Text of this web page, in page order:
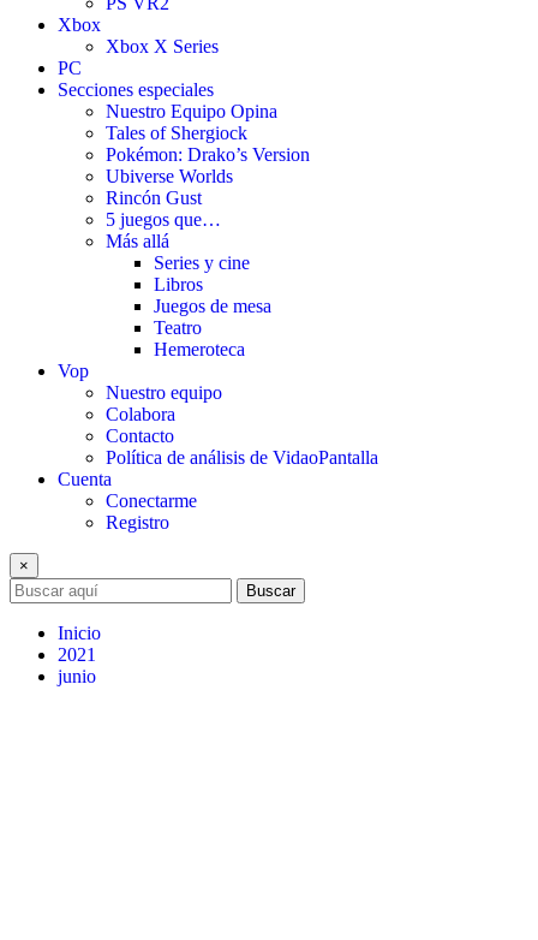
Xbox
Xbox X Series
PC
Secciones especiales
Nuestro Equipo Opina
Tales of Shergiock
Pokémon: Drako’s Version
Ubiverse Worlds
Rincón Gust
5 juegos que…
Más allá
Series y cine
Libros
Juegos de mesa
Teatro
Hemeroteca
Vop
Nuestro equipo
Colabora
Contacto
Política de análisis de VidaoPantalla
Cuenta
Conectarme
Registro
×
Buscar
Inicio
2021
junio